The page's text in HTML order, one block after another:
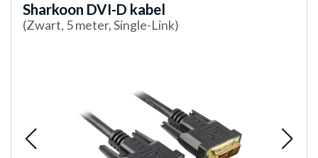
Sharkoon DVI-D kabel
(Zwart, 5 meter, Single-Link)